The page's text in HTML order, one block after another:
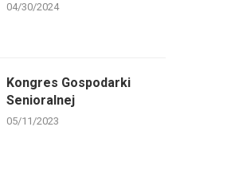
04/30/2024
Kongres Gospodarki
Senioralnej
05/11/2023